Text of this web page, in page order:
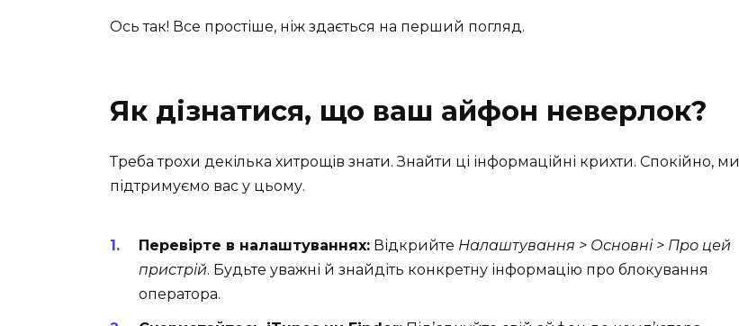
Ось так! Все простіше, ніж здається на перший погляд.
Як дізнатися, що ваш айфон неверлок?
Треба трохи декілька хитрощів знати. Знайти ці інформаційні крихти. Спокійно, ми
підтримуємо вас у цьому.
Перевірте в налаштуваннях: Відкрийте Налаштування > Основні > Про цей
пристрій. Будьте уважні й знайдіть конкретну інформацію про блокування
оператора.